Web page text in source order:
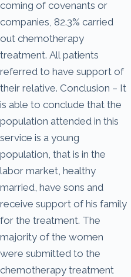
coming of covenants or
companies, 82.3% carried
out chemotherapy
treatment. All patients
referred to have support of
their relative. Conclusion – It
is able to conclude that the
population attended in this
service is a young
population, that is in the
labor market, healthy
married, have sons and
receive support of his family
for the treatment. The
majority of the women
were submitted to the
chemotherapy treatment